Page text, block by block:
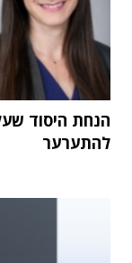
הנחת היסוד
להתערער